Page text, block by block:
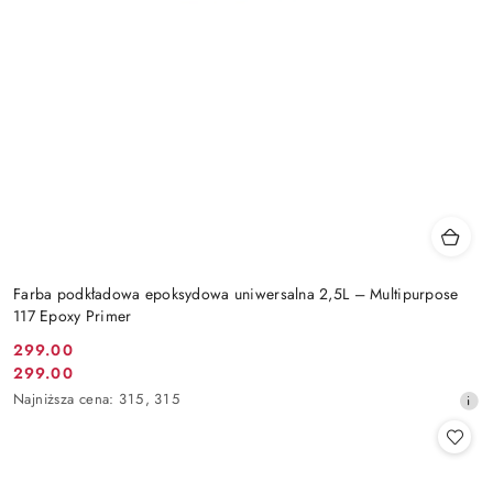
Farba podkładowa epoksydowa uniwersalna 2,5L – Multipurpose
117 Epoxy Primer
Cena
promocyjna:
299.00
Cena
promocyjna:
299.00
Najniższa
Najniższa cena: 315, 315